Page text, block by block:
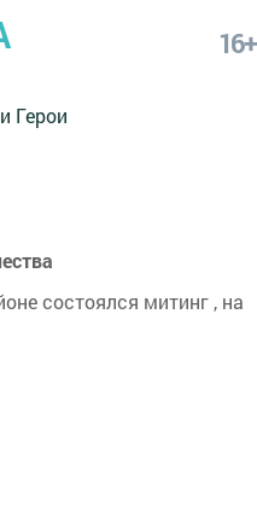
16+
Герои
состоялся митинг , на